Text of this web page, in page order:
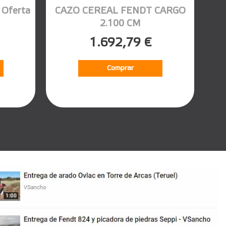
Oferta
CAZO CEREAL FENDT CARGO
2.100 CM
1.692,79 €
Comprar